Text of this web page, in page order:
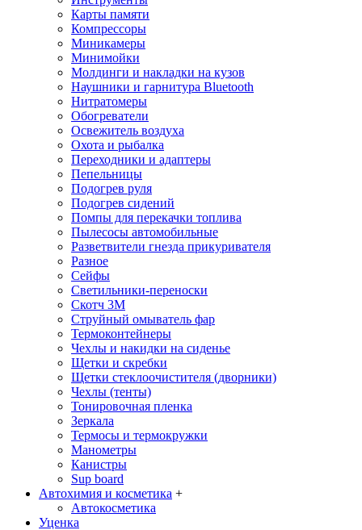
Карты памяти
Компрессоры
Миникамеры
Минимойки
Молдинги и накладки на кузов
Наушники и гарнитура Bluetooth
Нитратомеры
Обогреватели
Освежитель воздуха
Охота и рыбалка
Переходники и адаптеры
Пепельницы
Подогрев руля
Подогрев сидений
Помпы для перекачки топлива
Пылесосы автомобильные
Разветвители гнезда прикуривателя
Разное
Сейфы
Светильники-переноски
Скотч 3М
Струйный омыватель фар
Термоконтейнеры
Чехлы и накидки на сиденье
Щетки и скребки
Щетки стеклоочистителя (дворники)
Чехлы (тенты)
Тонировочная пленка
Зеркалa
Термосы и термокружки
Манометры
Канистры
Sup board
Автохимия и косметика +
Автокосметика
Уценка